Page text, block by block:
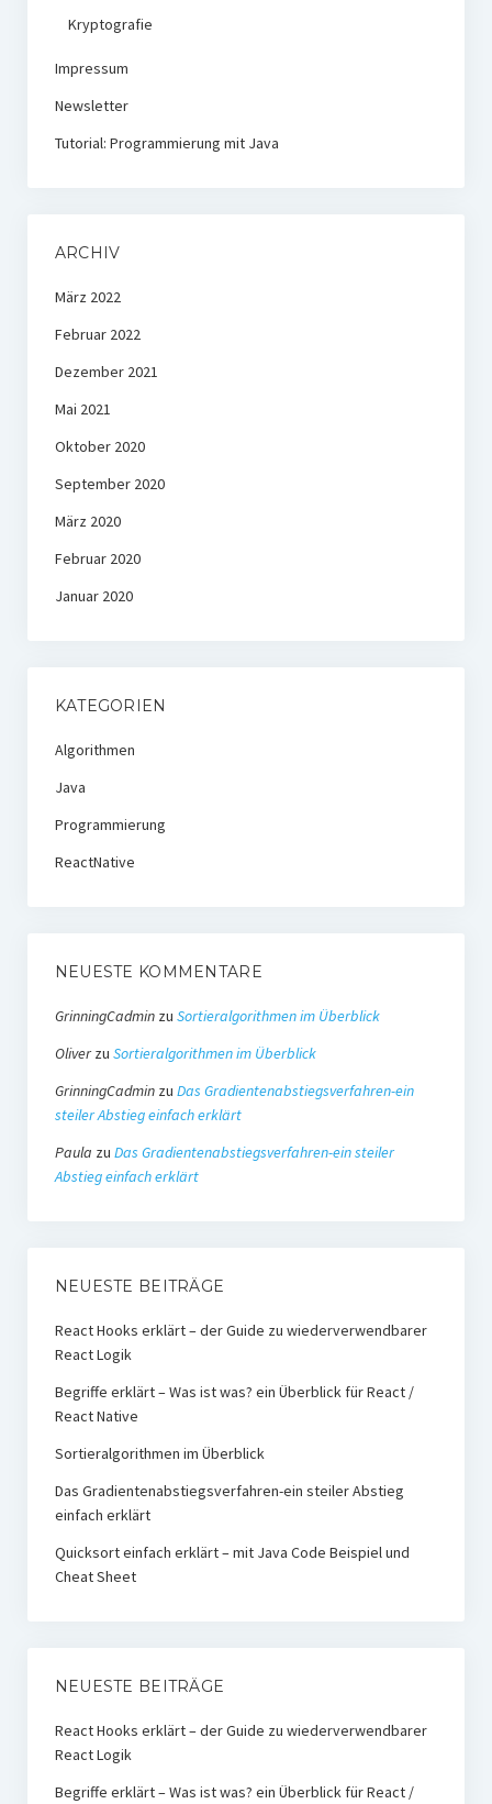
Kryptografie
Impressum
Newsletter
Tutorial: Programmierung mit Java
ARCHIV
März 2022
Februar 2022
Dezember 2021
Mai 2021
Oktober 2020
September 2020
März 2020
Februar 2020
Januar 2020
KATEGORIEN
Algorithmen
Java
Programmierung
ReactNative
NEUESTE KOMMENTARE
GrinningCadminzu Sortieralgorithmen im Überblick
Oliverzu Sortieralgorithmen im Überblick
GrinningCadminzu Das Gradientenabstiegsverfahren-ein
steiler Abstieg einfach erklärt
Paula zu Das Gradientenabstiegsverfahren-ein steiler
Abstieg einfach erklärt
NEUESTE BEITRÄGE
React Hooks erklärt – der Guide zu wiederverwendbarer
React Logik
Begriffe erklärt – Was ist was? ein Überblick für React /
React Native
Sortieralgorithmen im Überblick
Das Gradientenabstiegsverfahren-ein steiler Abstieg
einfach erklärt
Quicksort einfach erklärt – mit Java Code Beispiel und
Cheat Sheet
NEUESTE BEITRÄGE
React Hooks erklärt – der Guide zu wiederverwendbarer
React Logik
Begriffe erklärt – Was ist was? ein Überblick für React /